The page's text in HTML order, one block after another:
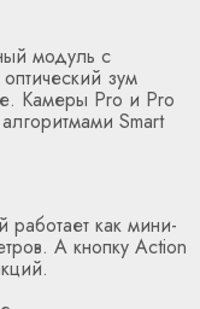
модуль с
зум
Камеры Pro и Pro
Smart
работает как мини-
А кнопку Action